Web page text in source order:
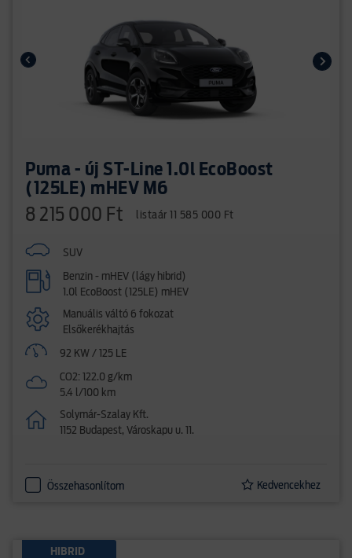
Puma - új ST-Line 1.0l EcoBoost
(125LE) mHEV M6
8 215 000 Ft listaár 11 585 000 Ft
SUV
Benzin - mHEV (lágy hibrid)
1.0l EcoBoost (125LE) mHEV
Manuális váltó 6 fokozat
Elsőkerékhajtás
92 KW / 125 LE
CO2: 122.0 g/km
5.4 l/100 km
Solymár-Szalay Kft.
1152 Budapest, Városkapu u. 11.
Összehasonlítom Kedvencekhez
HIBRID